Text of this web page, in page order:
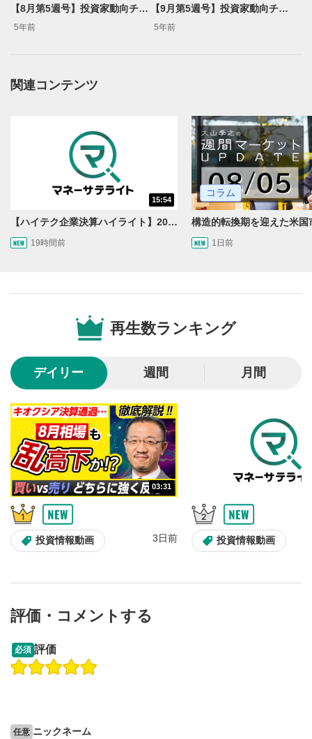
動画再生エリアにマウスを乗せると表示されます。
動画を再生または一時停止します。
10秒戻し/10秒送り
10秒、動画を巻き戻し/早送りします。
再生位置を示しています。再生したい位置をクリック
するとその位置から動画が再生されます。
スライダーを上下すると音量が調整できます。
全画面表示
動画が全画面で表示されます。再度クリックすると元
のサイズに戻ります。
【8月第5週号】投資家動向チェック！＜岡村友哉のサキヨミ特急便＞
5年前
【9月第5週号】投資家動向チェック！＜岡村友哉のサキヨミ特急便＞
5年前
関連コンテンツ
15:54
【ハイテク企業決算ハイライト】2027年分のメモリに売切れ報道!?＜米国マーケットダイジェスト8/5号＞
19時間前
コラム
1日前
再生数ランキング
デイリー 週間 月間
03:31
投資情報動画 3日前 投資情報動画
操作説明動画
評価・コメントする
必須 評価
任意 ニックネーム